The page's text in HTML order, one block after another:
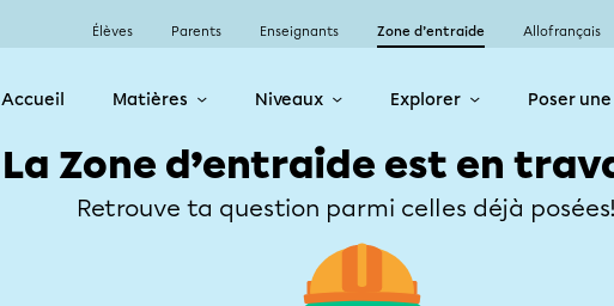
Élèves Parents Enseignants Zone d’entraide Allofrançais
Accueil Matières Niveaux Explorer Poser
La Zone d’entraide est en
Retrouve ta question parmi celles déjà